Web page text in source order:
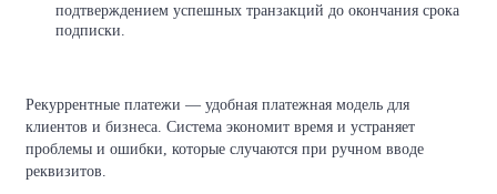
подтверждением успешных транзакций до окончания срока
подписки.
Рекуррентные платежи — удобная платежная модель для
клиентов и бизнеса. Система экономит время и устраняет
проблемы и ошибки, которые случаются при ручном вводе
реквизитов.